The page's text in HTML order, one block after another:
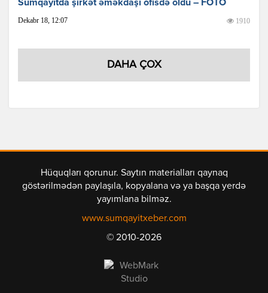
Sumqayıtda şirkət əməkdaşı ofisdə öldü – FOTO
Dekabr 18, 12:07 1910
DAHA ÇOX
Hüquqları qorunur. Saytın materialları qaynaq
göstərilmədən paylaşıla, kopyalana və ya başqa yerdə
yayımlana bilməz.
www.sumqayitxeber.com
© 2010-2026